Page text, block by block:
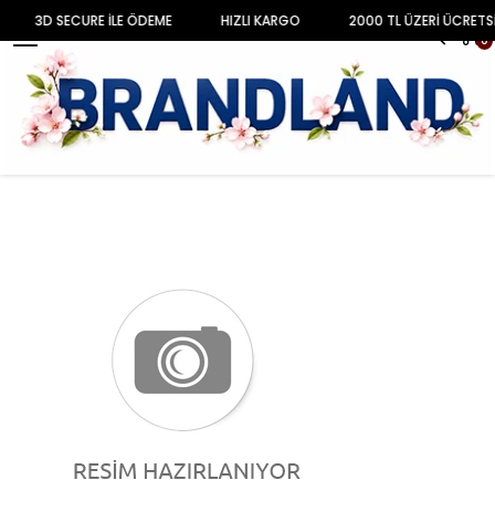
MENU
0
Anasayfa ÇOCUK KIZ ÇOCUK Sweatshirt
Kız Çocuk Siyah Polo Yaka Basic Sweatshirt
3D SECURE İLE ÖDEME HIZLI KARGO 2000 TL ÜZERİ